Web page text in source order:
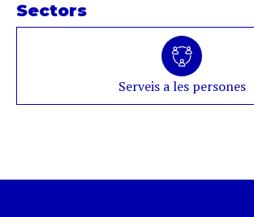
Sectors
Serveis a les persones